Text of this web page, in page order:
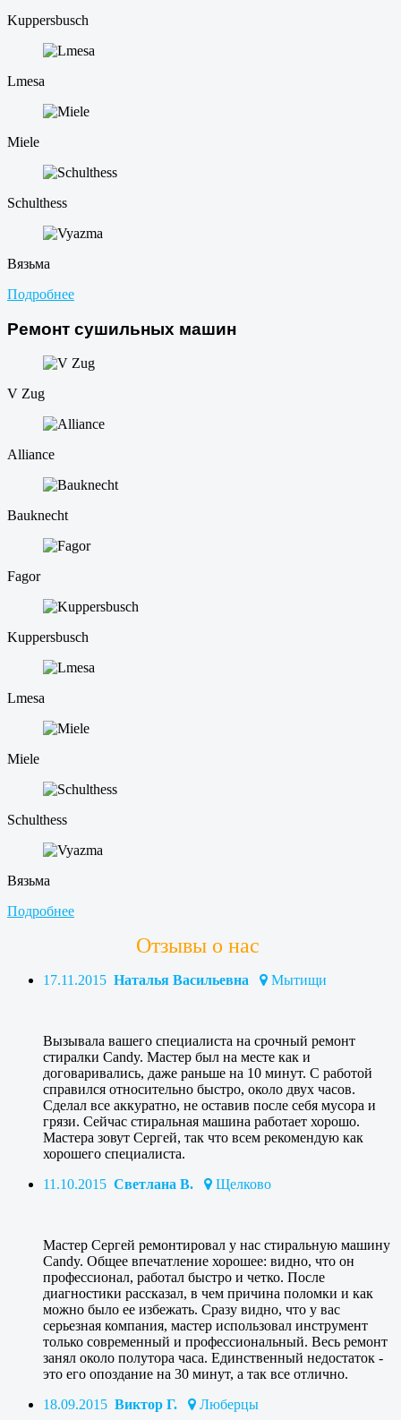
Kuppersbusch
Lmesa
Miele
Schulthess
Вязьма
Подробнее
Ремонт сушильных машин
V Zug
Alliance
Bauknecht
Fagor
Kuppersbusch
Lmesa
Miele
Schulthess
Вязьма
Подробнее
Отзывы о нас
17.11.2015 Наталья Васильевна Мытищи
Вызывала вашего специалиста на срочный ремонт
стиралки Candy. Мастер был на месте как и
договаривались, даже раньше на 10 минут. С работой
справился относительно быстро, около двух часов.
Сделал все аккуратно, не оставив после себя мусора и
грязи. Сейчас стиральная машина работает хорошо.
Мастера зовут Сергей, так что всем рекомендую как
хорошего специалиста.
11.10.2015 Светлана В. Щелково
Мастер Сергей ремонтировал у нас стиральную машину
Candy. Общее впечатление хорошее: видно, что он
профессионал, работал быстро и четко. После
диагностики рассказал, в чем причина поломки и как
можно было ее избежать. Сразу видно, что у вас
серьезная компания, мастер использовал инструмент
только современный и профессиональный. Весь ремонт
занял около полутора часа. Единственный недостаток -
это его опоздание на 30 минут, а так все отлично.
18.09.2015 Виктор Г. Люберцы